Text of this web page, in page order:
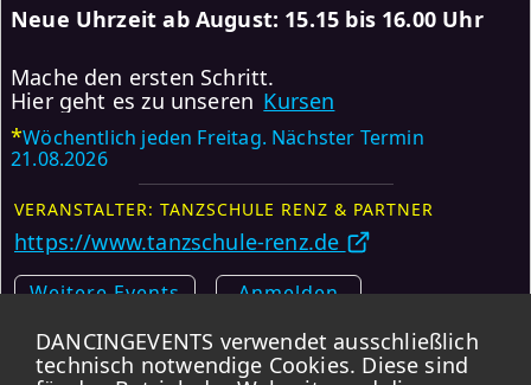
Neue Uhrzeit ab August: 15.15 bis 16.00 Uhr
Mache den ersten Schritt.
Hier geht es zu unseren Kursen
*Wöchentlich jeden Freitag. Nächster Termin
21.08.2026
VERANSTALTER: TANZSCHULE RENZ & PARTNER
https://www.tanzschule-renz.de
Weitere Events
Anmelden
Karte
DANCINGEVENTS verwendet ausschließlich
technisch notwendige Cookies. Diese sind